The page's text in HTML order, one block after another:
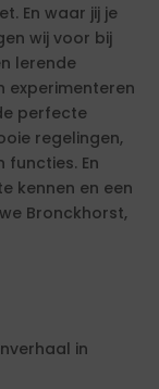
En waar jij je
wij voor bij
lerende
experimenteren
perfecte
regelingen,
En
kennen en een
Bronckhorst,
in